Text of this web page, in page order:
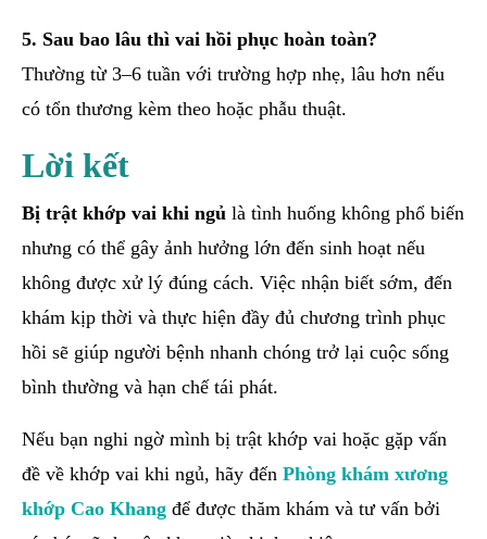
5. Sau bao lâu thì vai hồi phục hoàn toàn?
Thường từ 3–6 tuần với trường hợp nhẹ, lâu hơn nếu
có tổn thương kèm theo hoặc phẫu thuật.
Lời kết
Bị trật khớp vai khi ngủ là tình huống không phổ biến
nhưng có thể gây ảnh hưởng lớn đến sinh hoạt nếu
không được xử lý đúng cách. Việc nhận biết sớm, đến
khám kịp thời và thực hiện đầy đủ chương trình phục
hồi sẽ giúp người bệnh nhanh chóng trở lại cuộc sống
bình thường và hạn chế tái phát.
Nếu bạn nghi ngờ mình bị trật khớp vai hoặc gặp vấn
đề về khớp vai khi ngủ, hãy đến Phòng khám xương
khớp Cao Khang để được thăm khám và tư vấn bởi